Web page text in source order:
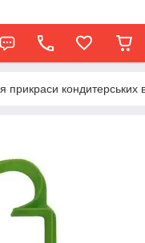
кондитерських